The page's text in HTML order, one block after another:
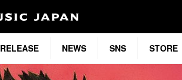
RELEASE NEWS SNS STORE